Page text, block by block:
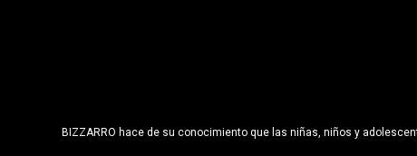
BIZZARRO hace de su conocimiento que las niñas, niños y